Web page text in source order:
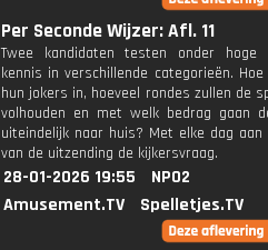
Per Seconde Wijzer: Afl. 11
Twee kandidaten testen onder hoge
kennis in verschillende categorieën.
hun jokers in, hoeveel rondes zullen de
volhouden en met welk bedrag gaan
uiteindelijk naar huis? Met elke dag
van de uitzending de kijkersvraag.
28-01-2026 19:55
NPO2
Amusement.TV
Spelletjes.TV